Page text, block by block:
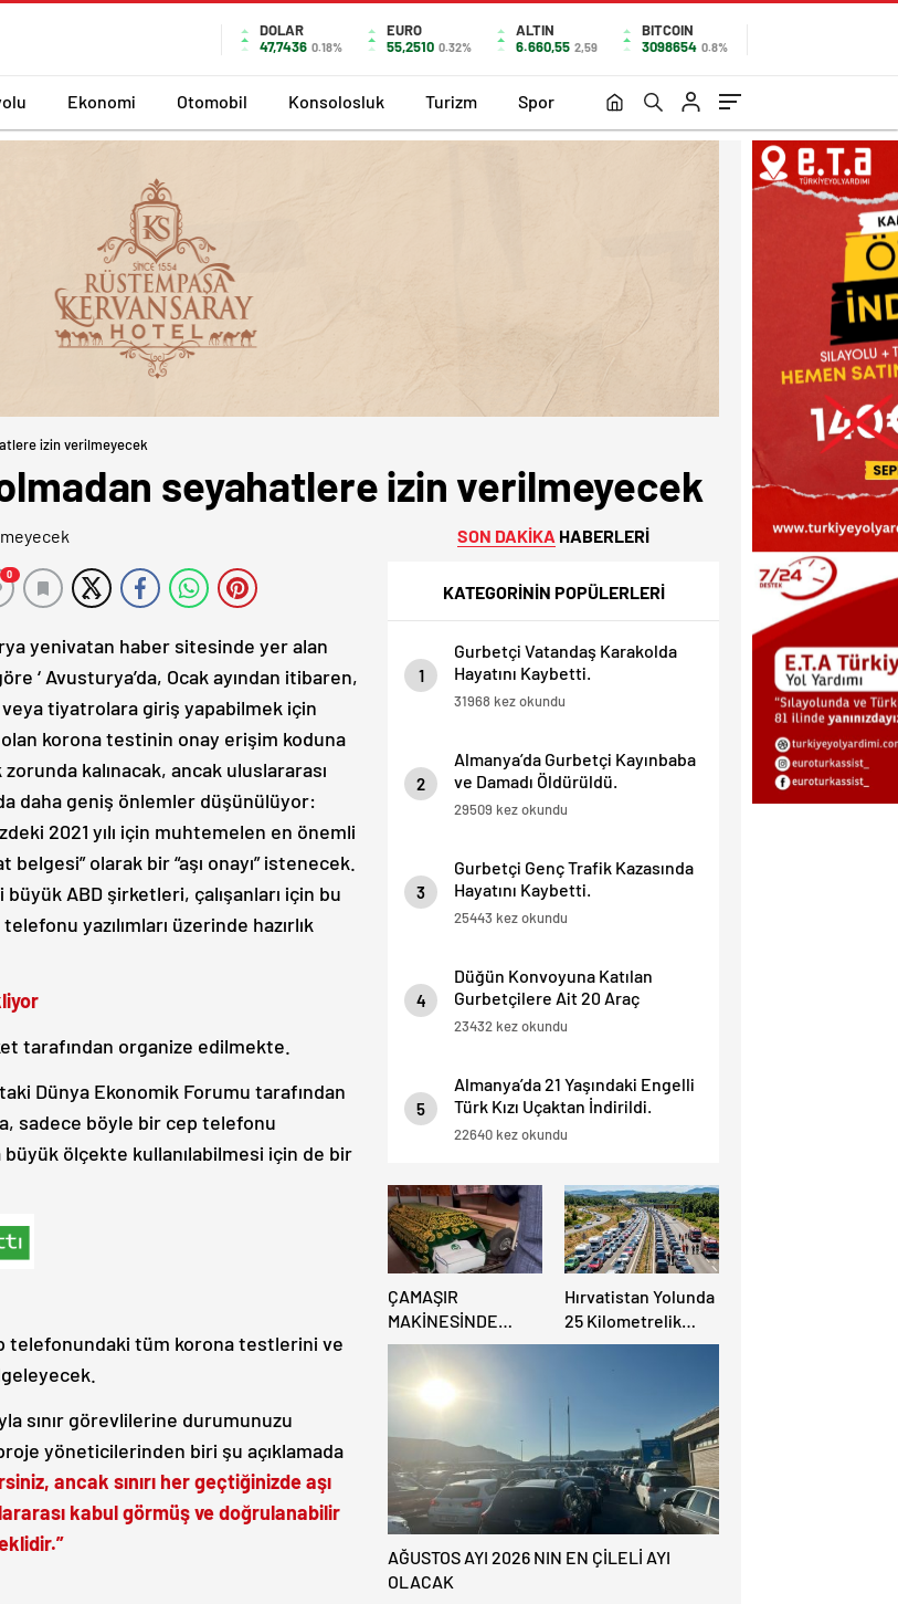
DOLAR
47,7436 0.18%
EURO
55,2510 0.32%
ALTIN
6.660,55 2,59
BITCOIN
3098654 0.8%
Ekonomi Otomobil Konsolosluk Turizm Spor
izin verilmeyecek
seyahatlere izin verilmeyecek
0
yenivatan haber sitesinde yer alan
‘ Avusturya’da, Ocak ayından itibaren,
tiyatrolara giriş yapabilmek için
korona testinin onay erişim koduna
zorunda kalınacak, ancak uluslararası
daha geniş önlemler düşünülüyor:
2021 yılı için muhtemelen en önemli
belgesi” olarak bir “aşı onayı” istenecek.
büyük ABD şirketleri, çalışanları için bu
yazılımları üzerinde hazırlık
tarafından organize edilmekte.
Dünya Ekonomik Forumu tarafından
sadece böyle bir cep telefonu
ölçekte kullanılabilmesi için de bir
telefonundaki tüm korona testlerini ve
sınır görevlilerine durumunuzu
yöneticilerinden biri şu açıklamada
ancak sınırı her geçtiğinizde aşı
kabul görmüş ve doğrulanabilir
SON DAKİKA HABERLERİ
KATEGORİNİN POPÜLERLERİ
1
Gurbetçi Vatandaş Karakolda
Hayatını Kaybetti.
31968 kez okundu
2
Almanya’da Gurbetçi Kayınbaba
ve Damadı Öldürüldü.
29509 kez okundu
3
Gurbetçi Genç Trafik Kazasında
Hayatını Kaybetti.
25443 kez okundu
4
Düğün Konvoyuna Katılan
Gurbetçilere Ait 20 Araç
Trafikten Men Edildi.
23432 kez okundu
5
Almanya’da 21 Yaşındaki Engelli
Türk Kızı Uçaktan İndirildi.
Detaylar Haberde.
22640 kez okundu
ÇAMAŞIR
MAKİNESİNDE
BULUNAN BEBEK
CENAZESİ ŞOK ETTİ
Hırvatistan Yolunda
25 Kilometrelik
Trafik Kuyruğu
AĞUSTOS AYI 2026 NIN EN ÇİLELİ AYI
OLACAK